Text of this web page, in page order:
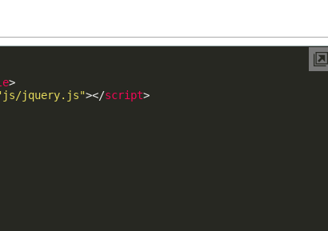
>
jquery.js"></script>